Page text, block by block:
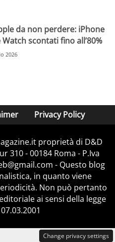
da non perdere: iPhone
Watch scontati fino all’80%
2026
Privacy Policy
proprietà di D&D
310 - 00184 Roma - P.Iva
- Questo blog
in quanto viene
Non può pertanto
ai sensi della legge
Change privacy settings